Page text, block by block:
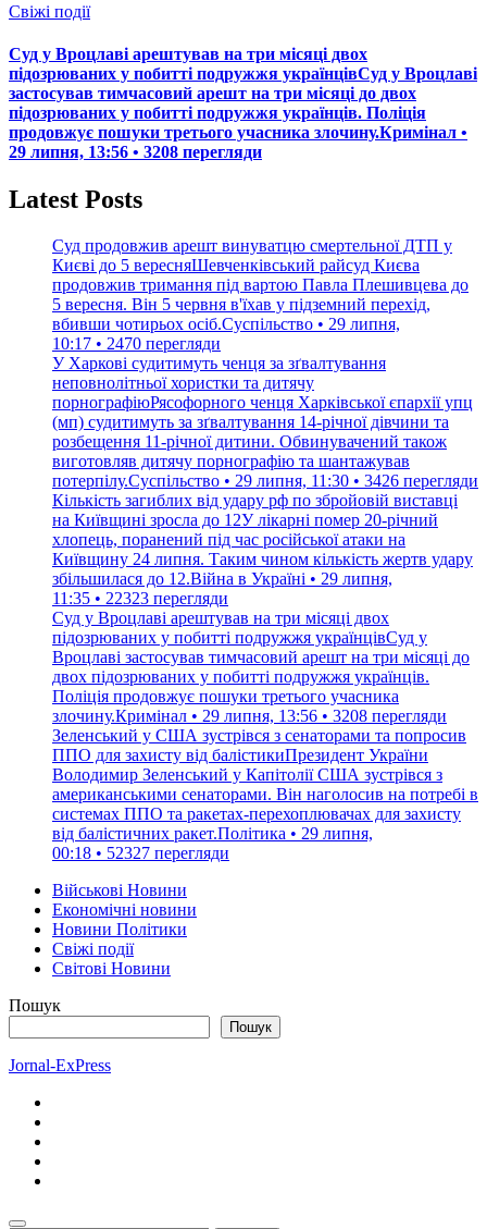
Свіжі події
Суд у Вроцлаві арештував на три місяці двох
підозрюваних у побитті подружжя українцівСуд у Вроцлаві
застосував тимчасовий арешт на три місяці до двох
підозрюваних у побитті подружжя українців. Поліція
продовжує пошуки третього учасника злочину.Кримінал •
29 липня, 13:56 • 3208 перегляди
Latest Posts
Суд продовжив арешт винуватцю смертельної ДТП у
Києві до 5 вересняШевченківський райсуд Києва
продовжив тримання під вартою Павла Плешивцева до
5 вересня. Він 5 червня в'їхав у підземний перехід,
вбивши чотирьох осіб.Суспільство • 29 липня,
10:17 • 2470 перегляди
У Харкові судитимуть ченця за зґвалтування
неповнолітньої хористки та дитячу
порнографіюРясофорного ченця Харківської єпархії упц
(мп) судитимуть за зґвалтування 14-річної дівчини та
розбещення 11-річної дитини. Обвинувачений також
виготовляв дитячу порнографію та шантажував
потерпілу.Суспільство • 29 липня, 11:30 • 3426 перегляди
Кількість загиблих від удару рф по збройовій виставці
на Київщині зросла до 12У лікарні помер 20-річний
хлопець, поранений під час російської атаки на
Київщину 24 липня. Таким чином кількість жертв удару
збільшилася до 12.Війна в Україні • 29 липня,
11:35 • 22323 перегляди
Суд у Вроцлаві арештував на три місяці двох
підозрюваних у побитті подружжя українцівСуд у
Вроцлаві застосував тимчасовий арешт на три місяці до
двох підозрюваних у побитті подружжя українців.
Поліція продовжує пошуки третього учасника
злочину.Кримінал • 29 липня, 13:56 • 3208 перегляди
Зеленський у США зустрівся з сенаторами та попросив
ППО для захисту від балістикиПрезидент України
Володимир Зеленський у Капітолії США зустрівся з
американськими сенаторами. Він наголосив на потребі в
системах ППО та ракетах-перехоплювачах для захисту
від балістичних ракет.Політика • 29 липня,
00:18 • 52327 перегляди
Військові Новини
Економічні новини
Новини Політики
Свіжі події
Світові Новини
Пошук
Пошук
Jornal-ExPress